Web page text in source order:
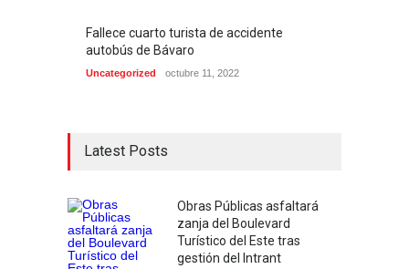
Fallece cuarto turista de accidente
autobús de Bávaro
Uncategorized octubre 11, 2022
Latest Posts
Obras Públicas asfaltará
zanja del Boulevard
Turístico del Este tras
gestión del Intrant